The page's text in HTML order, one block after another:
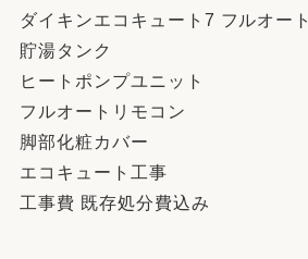
ダイキンエコキュート7 フルオート
貯湯タンク
ヒートポンプユニット
フルオートリモコン
脚部化粧カバー
エコキュート工事
工事費 既存処分費込み